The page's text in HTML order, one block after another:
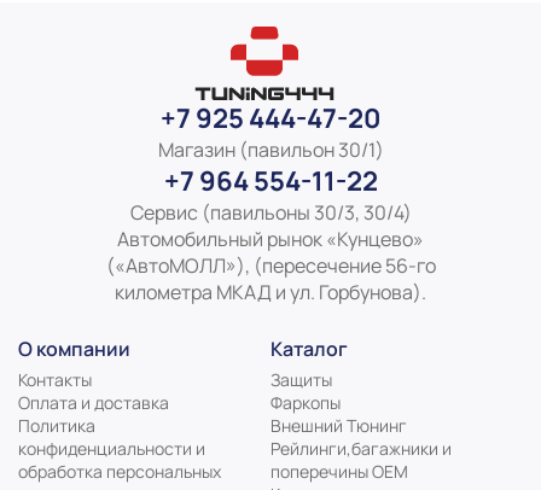
+7 925 444-47-20
Магазин (павильон 30/1)
+7 964 554-11-22
Сервис (павильоны 30/3, 30/4)
Автомобильный рынок «Кунцево»
(«АвтоМОЛЛ»), (пересечение 56-го
километра МКАД и ул. Горбунова).
О компании
Контакты
Оплата и доставка
Политика
конфиденциальности и
обработка персональных
Каталог
Защиты
Фаркопы
Внешний Тюнинг
Рейлинги,багажники и
поперечины ОЕМ